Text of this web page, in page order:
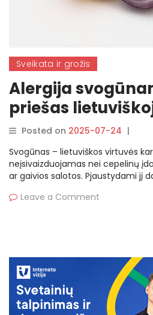
Sveikata ir grožis
Alergija
priešas
netikėti jo
Posted on 2025-07-24 |
Svogūnas – lietuviškos virtuvės
neįsivaizduojamas nei cepelinų
ar gaivios salotos. Pjaustydami jį
Leave a Comment